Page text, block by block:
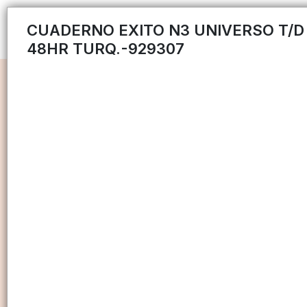
CUADERNO EXITO N3 UNIVERSO T/
48HR TURQ.-929307